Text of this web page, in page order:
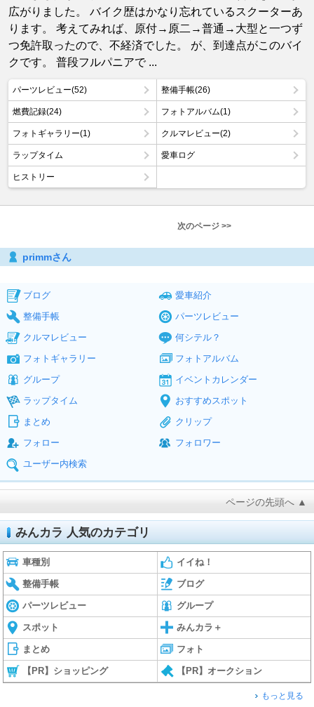
広がりました。 バイク歴はかなり忘れているスクーターあ
ります。 考えてみれば、原付→原二→普通→大型と一つず
つ免許取ったので、不経済でした。 が、到達点がこのバイ
クです。 普段フルパニアで ...
パーツレビュー(52) 整備手帳(26)
燃費記録(24) フォトアルバム(1)
フォトギャラリー(1) クルマレビュー(2)
ラップタイム 愛車ログ
ヒストリー
次のページ >>
primmさん
ブログ
愛車紹介
整備手帳
パーツレビュー
クルマレビュー
何シテル？
フォトギャラリー
フォトアルバム
グループ
イベントカレンダー
ラップタイム
おすすめスポット
まとめ
クリップ
フォロー
フォロワー
ユーザー内検索
ページの先頭へ ▲
みんカラ 人気のカテゴリ
車種別 イイね！
整備手帳 ブログ
パーツレビュー グループ
スポット みんカラ＋
まとめ フォト
【PR】ショッピング 【PR】オークション
もっと見る